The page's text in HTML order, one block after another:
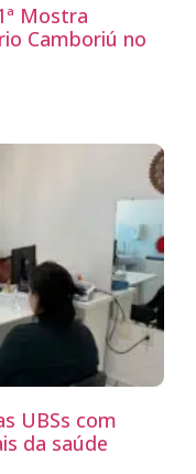
Mostra
Camboriú no
UBSs com
da saúde